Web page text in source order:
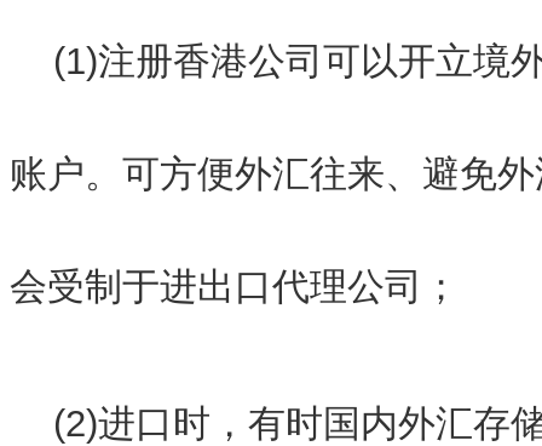
(1)注册香港公司可以开立境
账户。可方便外汇往来、避免
会受制于进出口代理公司；
(2)进口时，有时国内外汇存